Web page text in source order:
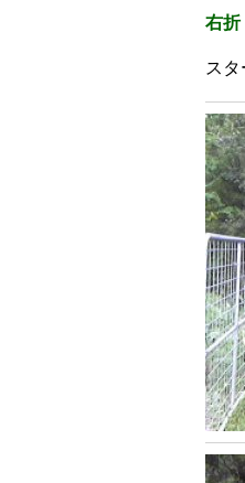
右折
ス